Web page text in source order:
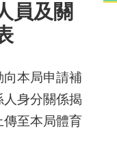
員及關
本局申請補
身分關係揭
傳至本局體育